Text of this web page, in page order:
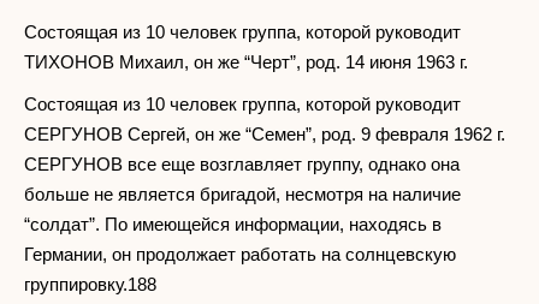
Состоящая из 10 человек группа, которой руководит
ТИХОНОВ Михаил, он же “Черт”, род. 14 июня 1963 г.
Состоящая из 10 человек группа, которой руководит
СЕРГУНОВ Сергей, он же “Семен”, род. 9 февраля 1962 г.
СЕРГУНОВ все еще возглавляет группу, однако она
больше не является бригадой, несмотря на наличие
“солдат”. По имеющейся информации, находясь в
Германии, он продолжает работать на солнцевскую
группировку.188